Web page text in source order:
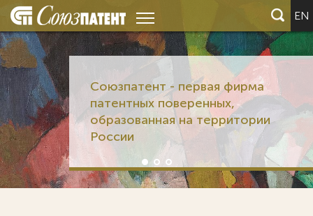
EN
Союзпатент - первая фирма
патентных поверенных,
образованная на территории
России